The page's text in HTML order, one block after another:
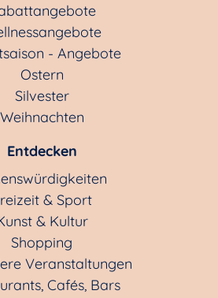
- Angebote
Ostern
Silvester
Weihnachten
Entdecken
& Sport
& Kultur
Shopping
Veranstaltungen
Cafés, Bars